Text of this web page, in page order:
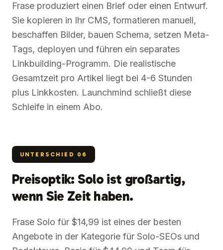
Frase produziert einen Brief oder einen Entwurf.
Sie kopieren in Ihr CMS, formatieren manuell,
beschaffen Bilder, bauen Schema, setzen Meta-
Tags, deployen und führen ein separates
Linkbuilding-Programm. Die realistische
Gesamtzeit pro Artikel liegt bei 4-6 Stunden
plus Linkkosten. Launchmind schließt diese
Schleife in einem Abo.
UNTERSCHIED 06
Preisoptik: Solo ist großartig,
wenn Sie Zeit haben.
Frase Solo für $14,99 ist eines der besten
Angebote in der Kategorie für Solo-SEOs und